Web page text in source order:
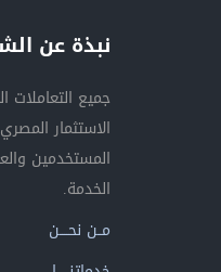
نبذة عن
جميع التعاملات
المستخدمين
الخدمة.
مــن نحــــن